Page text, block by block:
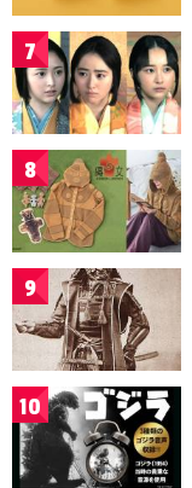
7
8
9
10